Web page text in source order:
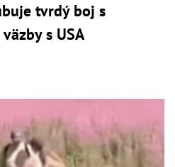
tvrdý boj s
s USA